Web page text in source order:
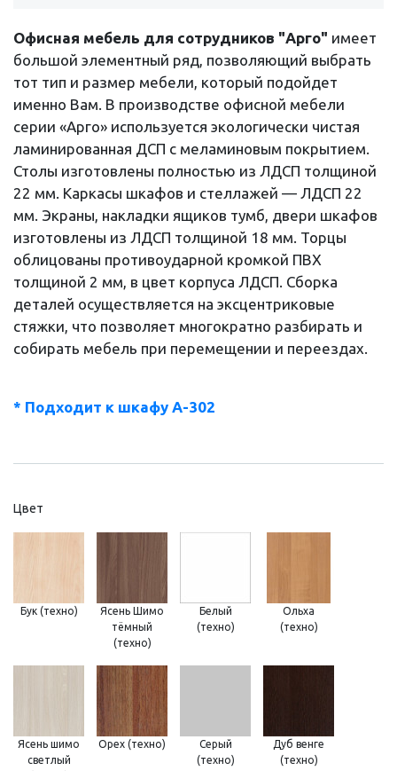
Офисная мебель для сотрудников "Арго" имеет
большой элементный ряд, позволяющий выбрать
тот тип и размер мебели, который подойдет
именно Вам. В производстве офисной мебели
серии «Арго» используется экологически чистая
ламинированная ДСП с меламиновым покрытием.
Столы изготовлены полностью из ЛДСП толщиной
22 мм. Каркасы шкафов и стеллажей — ЛДСП 22
мм. Экраны, накладки ящиков тумб, двери шкафов
изготовлены из ЛДСП толщиной 18 мм. Торцы
облицованы противоударной кромкой ПВХ
толщиной 2 мм, в цвет корпуса ЛДСП. Сборка
деталей осуществляется на эксцентриковые
стяжки, что позволяет многократно разбирать и
собирать мебель при перемещении и переездах.
* Подходит к шкафу А-302
Цвет
Бук (техно)
Ясень Шимо
тёмный
(техно)
Белый
(техно)
Ольха
(техно)
Ясень шимо
светлый
Орех (техно)
Серый
(техно)
Дуб венге
(техно)